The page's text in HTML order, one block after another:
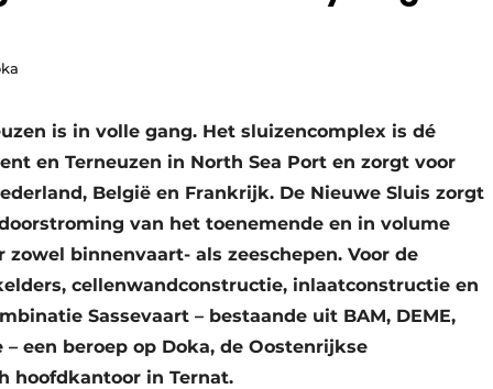
is in volle gang. Het sluizencomplex is dé
en Terneuzen in North Sea Port en zorgt voor
België en Frankrijk. De Nieuwe Sluis zorgt
van het toenemende en in volume
binnenvaart- als zeeschepen. Voor de
cellenwandconstructie, inlaatconstructie en
Sassevaart – bestaande uit BAM, DEME,
een beroep op Doka, de Oostenrijkse
hoofdkantoor in Ternat.